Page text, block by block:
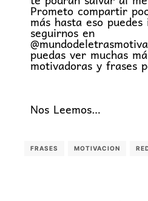
Prometo compartir
más hasta eso
seguirnos en
puedas ver muchas
motivadoras y frases
Nos Leemos…
FRASES MOTIVACION